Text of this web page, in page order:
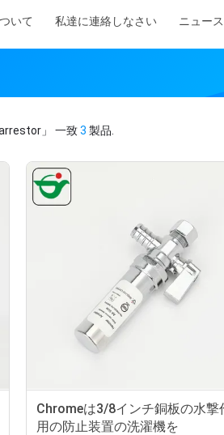
いて 私達に連絡しなさい ニュース
」 一致3 製品.
Chromeは3/8インチ銅板の水撃
用の防止装置の洗濯機を